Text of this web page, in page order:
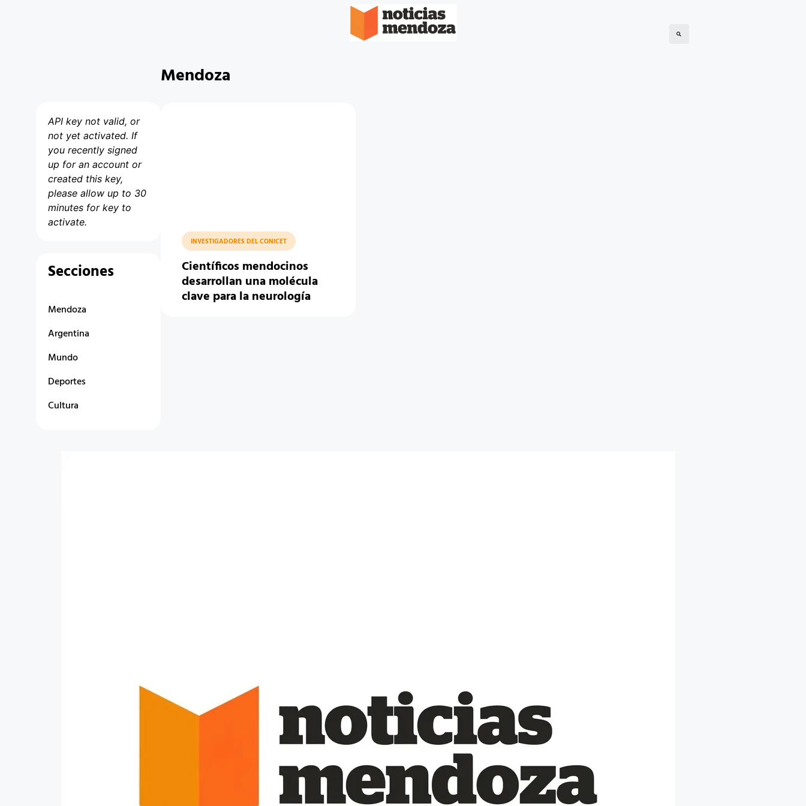
API key not valid, or
not yet activated. If
you recently signed
up for an account or
created this key,
please allow up to 30
minutes for key to
activate.
Secciones
Mendoza
Argentina
Mundo
Deportes
Cultura
Mendoza
INVESTIGADORES DEL CONICET
Científicos mendocinos
desarrollan una molécula
clave para la neurología